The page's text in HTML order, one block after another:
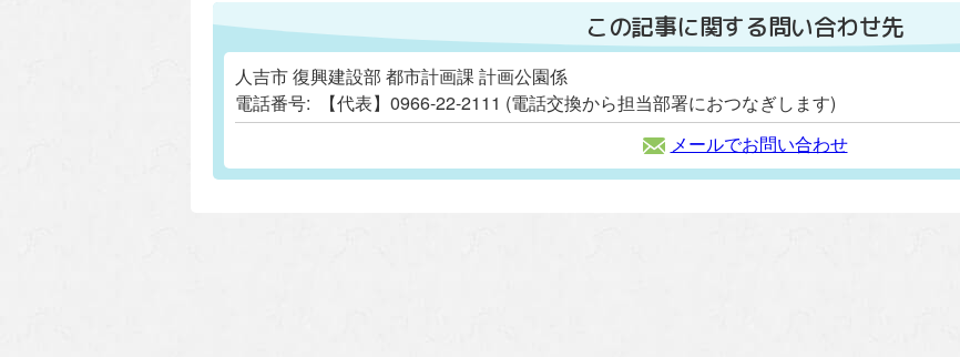
この記事に関する問い合わせ先
人吉市 復興建設部 都市計画課 計画公園係
電話番号:
【代表】0966-22-2111 (電話交換から担当部署におつなぎします)
メールでお問い合わせ